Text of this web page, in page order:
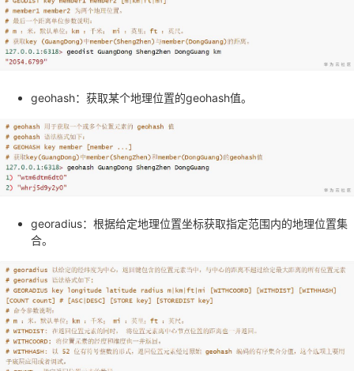
geohash：获取某个地理位置的geohash值。
georadius：根据给定地理位置坐标获取指定范围内的地理位置集
合。